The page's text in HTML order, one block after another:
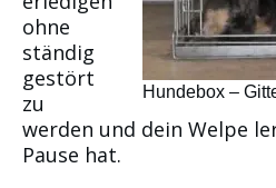
Hundebox –
ohne
ständig
gestört
zu
werden und dein Welpe
Pause hat.